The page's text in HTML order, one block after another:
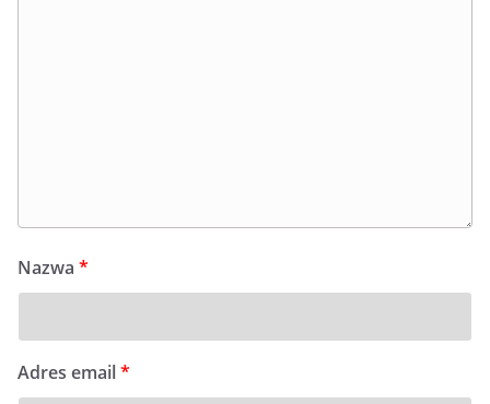
Nazwa *
Adres email*